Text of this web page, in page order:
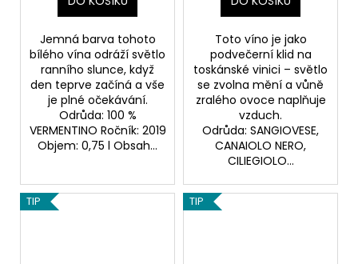
Jemná barva tohoto
bílého vína odráží světlo
ranního slunce, když
den teprve začíná a vše
je plné očekávání.
Odrůda: 100 %
VERMENTINO Ročník: 2019
Objem: 0,75 l Obsah...
Toto víno je jako
podvečerní klid na
toskánské vinici – světlo
se zvolna mění a vůně
zralého ovoce naplňuje
vzduch.
Odrůda: SANGIOVESE,
CANAIOLO NERO,
CILIEGIOLO...
TIP TIP